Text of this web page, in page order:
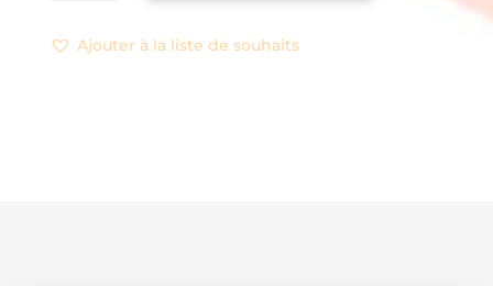
(NEW)Ajouter à la liste de souhaits